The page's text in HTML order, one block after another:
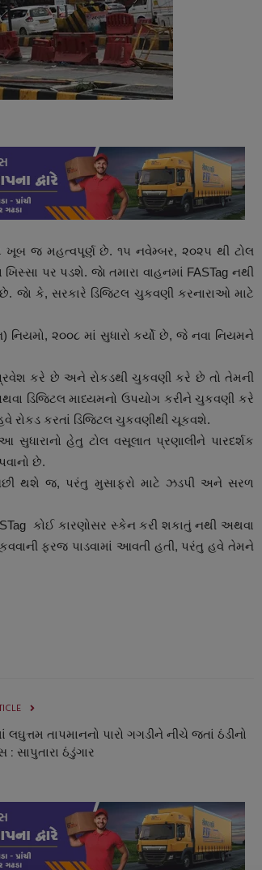
ખૂબ જ મહત્વપૂર્ણ છે. ૧૫ નવેમ્બર, ૨૦૨૫ થી ટોલ
પર પડશે. જાે તમારા વાહનમાં FASTag નથી
જાે કે, સરકારે ડિજિટલ ચુકવણી કરનારાઓ માટે
૨૦૦૮ માં સુધારો કર્યો છે, જે નવા નિયમને
કરે છે અને રોકડથી ચુકવણી કરે છે તો તેમની
ડિજિટલ માધ્યમનો ઉપયોગ કરીને ચુકવણી કરે
રોકડ કરતાં ડિજિટલ ચુકવણીથી ચૂકવશે.
સુધારાનો હેતુ ટોલ વસૂલાત પ્રણાલીને પારદર્શક
છે.
થશે જ, પરંતુ મુસાફરો માટે ઝડપી અને સરળ
કોઈ કારણોસર સ્કેન કરી શકાતું નથી અથવા
ફરજ પાડવામાં આવતી હતી, પરંતુ હવે તેમને
લઘુત્તમ તાપમાનનો પારો ગગડીને નીચે જતાં ઠંડીનો
સાપુતારા ઠંડુંગાર